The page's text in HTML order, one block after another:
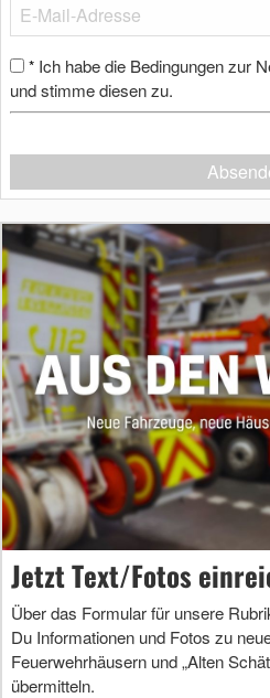
* Ich habe die Bedingungen zur
und stimme diesen zu.
Jetzt Text/Fotos
Über das Formular für unsere
Du Informationen und Fotos zu
Feuerwehrhäusern und „Alten
übermitteln.